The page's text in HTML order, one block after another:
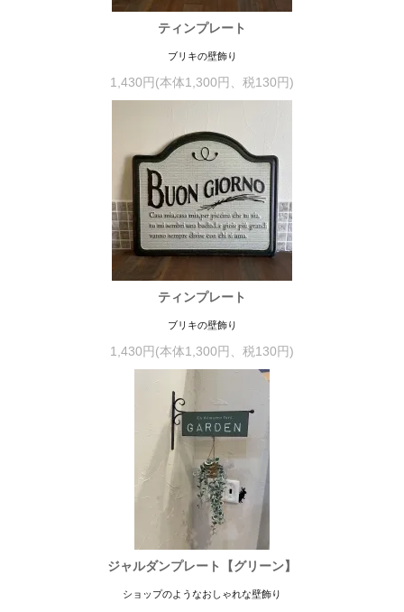
ティンプレート
ブリキの壁飾り
1,430円(本体1,300円、税130円)
ティンプレート
ブリキの壁飾り
1,430円(本体1,300円、税130円)
ジャルダンプレート【グリーン】
ショップのようなおしゃれな壁飾り